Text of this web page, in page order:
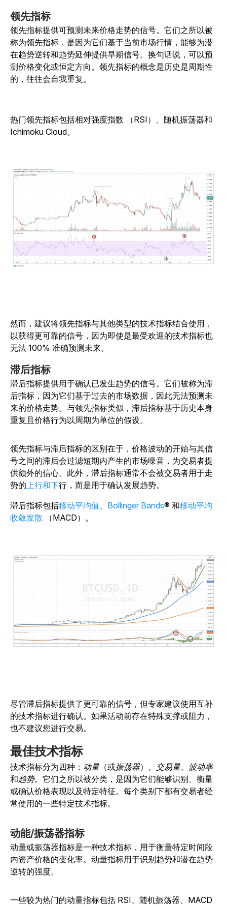
领先指标
领先指标提供可预测未来价格走势的信号。它们之所以被
称为领先指标，是因为它们基于当前市场行情，能够为潜
在趋势逆转和趋势延伸提供早期信号。换句话说，可以预
测价格变化或恒定方向。领先指标的概念是历史是周期性
的，往往会自我重复。
热门领先指标包括相对强度指数 （RSI）、随机振荡器和
Ichimoku Cloud。
然而，建议将领先指标与其他类型的技术指标结合使用，
以获得更可靠的信号，因为即使是最受欢迎的技术指标也
无法 100% 准确预测未来。
滞后指标
滞后指标提供用于确认已发生趋势的信号。它们被称为滞
后指标，因为它们基于过去的市场数据，因此无法预测未
来的价格走势。与领先指标类似，滞后指标基于历史本身
重复且价格行为以周期为单位的假设。
领先指标与滞后指标的区别在于，价格波动的开始与其信
号之间的滞后会过滤短期内产生的市场噪音，为交易者提
供额外的信心。此外，滞后指标通常不会被交易者用于走
势的 上行和下行，而是用于确认发展趋势。
滞后指标包括移动平均值 Bollinger Bands® 和移动平均
收敛发散
（MACD）。
尽管滞后指标提供了更可靠的信号，但专家建议使用互补
的技术指标进行确认。如果活动前存在特殊支撑或阻力，
也不建议您进行交易。
最佳技术指标
技术指标分为四种： 动量（或振荡器） 、交易量、波动率
和趋势。它们之所以被分类，是因为它们能够识别、衡量
或确认价格表现以及特定特征。每个类别下都有交易者经
常使用的一些特定技术指标。
动能/振荡器指标
动量或振荡器指标是一种技术指标，用于衡量特定时间段
内资产价格的变化率。动量指标用于识别趋势和潜在趋势
逆转的强度。
一些较为热门的动量指标包括 RSI、随机振荡器、MACD